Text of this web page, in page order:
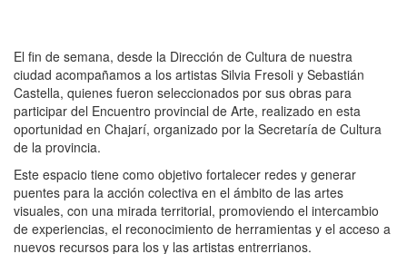
El fin de semana, desde la Dirección de Cultura de nuestra
ciudad acompañamos a los artistas Silvia Fresoli y Sebastián
Castella, quienes fueron seleccionados por sus obras para
participar del Encuentro provincial de Arte, realizado en esta
oportunidad en Chajarí, organizado por la Secretaría de Cultura
de la provincia.
Este espacio tiene como objetivo fortalecer redes y generar
puentes para la acción colectiva en el ámbito de las artes
visuales, con una mirada territorial, promoviendo el intercambio
de experiencias, el reconocimiento de herramientas y el acceso a
nuevos recursos para los y las artistas entrerrianos.